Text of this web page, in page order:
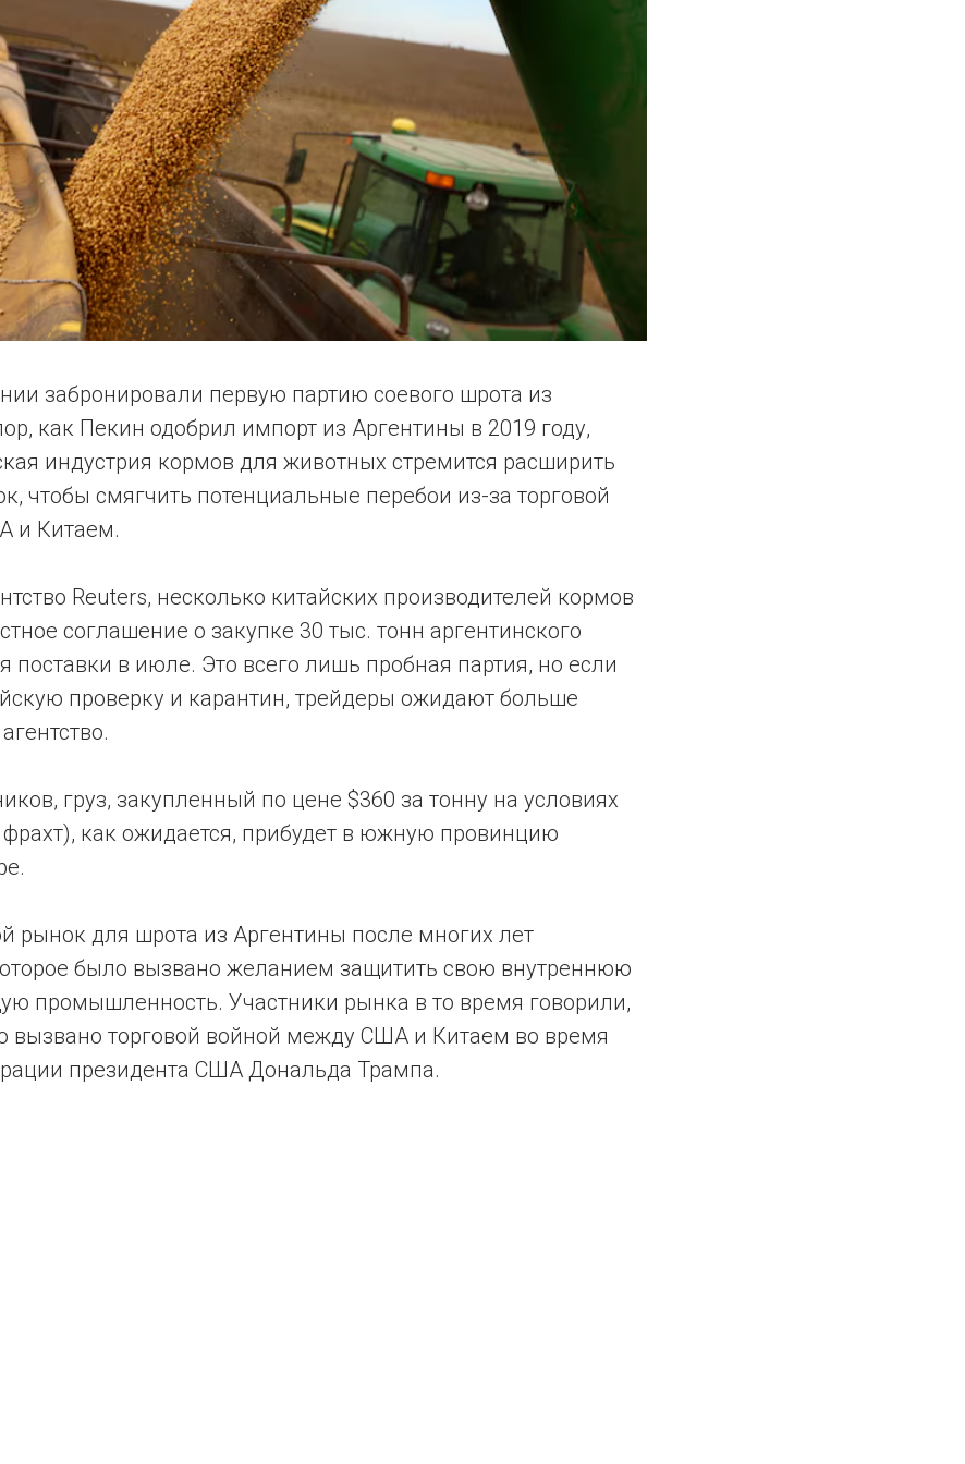
забронировали первую партию соевого шрота из
как Пекин одобрил импорт из Аргентины в 2019 году,
индустрия кормов для животных стремится расширить
чтобы смягчить потенциальные перебои из-за торговой
и Китаем.
Reuters, несколько китайских производителей кормов
соглашение о закупке 30 тыс. тонн аргентинского
поставки в июле. Это всего лишь пробная партия, но если
проверку и карантин, трейдеры ожидают больше
груз, закупленный по цене $360 за тонну на условиях
фрахт), как ожидается, прибудет в южную провинцию
рынок для шрота из Аргентины после многих лет
было вызвано желанием защитить свою внутреннюю
промышленность. Участники рынка в то время говорили,
вызвано торговой войной между США и Китаем во время
президента США Дональда Трампа.